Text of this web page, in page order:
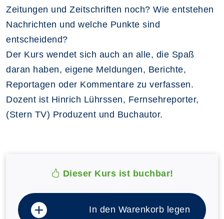
Zeitungen und Zeitschriften noch? Wie entstehen
Nachrichten und welche Punkte sind
entscheidend?
Der Kurs wendet sich auch an alle, die Spaß
daran haben, eigene Meldungen, Berichte,
Reportagen oder Kommentare zu verfassen.
Dozent ist Hinrich Lührssen, Fernsehreporter,
(Stern TV) Produzent und Buchautor.
Dieser Kurs ist buchbar!
In den Warenkorb legen